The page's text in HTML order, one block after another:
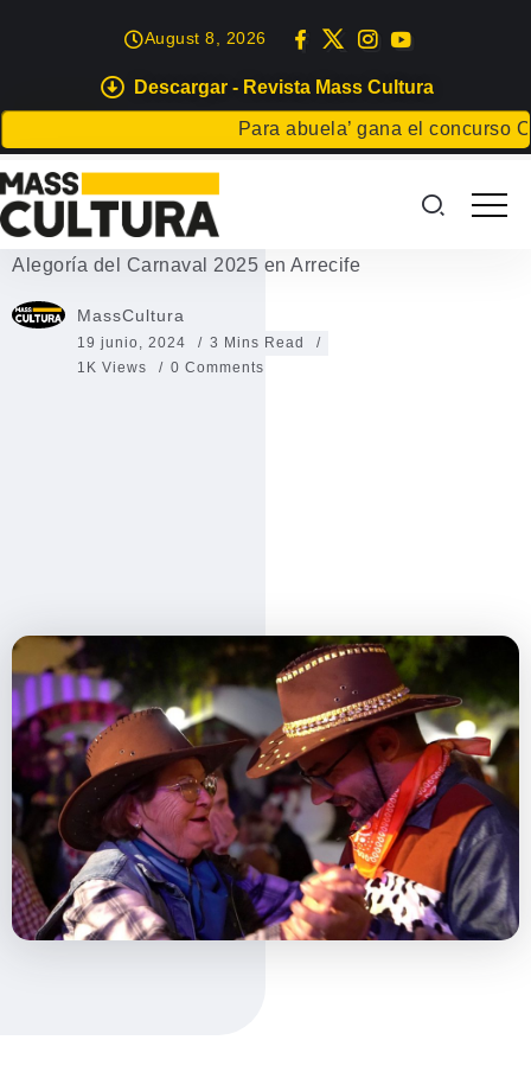
Descargar - Revista Mass Cultura
Para abuela’ gana el concurso
August 8, 2026
EVENTOS
Alegoría del Carnaval 2025 en
Arrecife
Alegoría del Carnaval 2025 en Arrecife
MassCultura
19 junio, 2024
3 Mins Read
1K Views
0 Comments